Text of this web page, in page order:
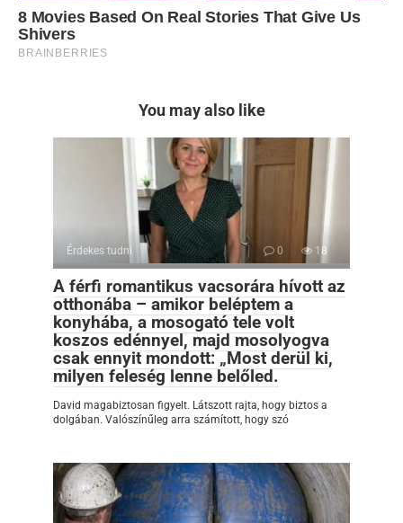
You may also like
Érdekes tudni 0 18
A férfi romantikus vacsorára hívott az
otthonába – amikor beléptem a
konyhába, a mosogató tele volt
koszos edénnyel, majd mosolyogva
csak ennyit mondott: „Most derül ki,
milyen feleség lenne belőled.
David magabiztosan figyelt. Látszott rajta, hogy biztos a
dolgában. Valószínűleg arra számított, hogy szó